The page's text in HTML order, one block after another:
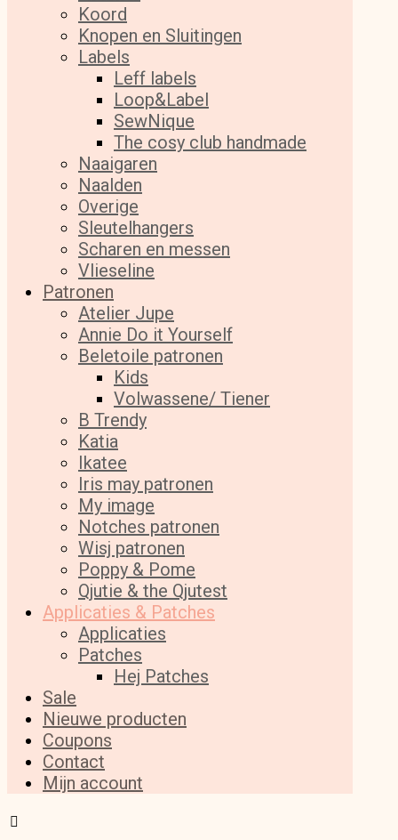
Koord
Knopen en Sluitingen
Labels
Leff labels
Loop&Label
SewNique
The cosy club handmade
Naaigaren
Naalden
Overige
Sleutelhangers
Scharen en messen
Vlieseline
Patronen
Atelier Jupe
Annie Do it Yourself
Beletoile patronen
Kids
Volwassene/ Tiener
B Trendy
Katia
Ikatee
Iris may patronen
My image
Notches patronen
Wisj patronen
Poppy & Pome
Qjutie & the Qjutest
Applicaties & Patches
Applicaties
Patches
Hej Patches
Sale
Nieuwe producten
Coupons
Contact
Mijn account